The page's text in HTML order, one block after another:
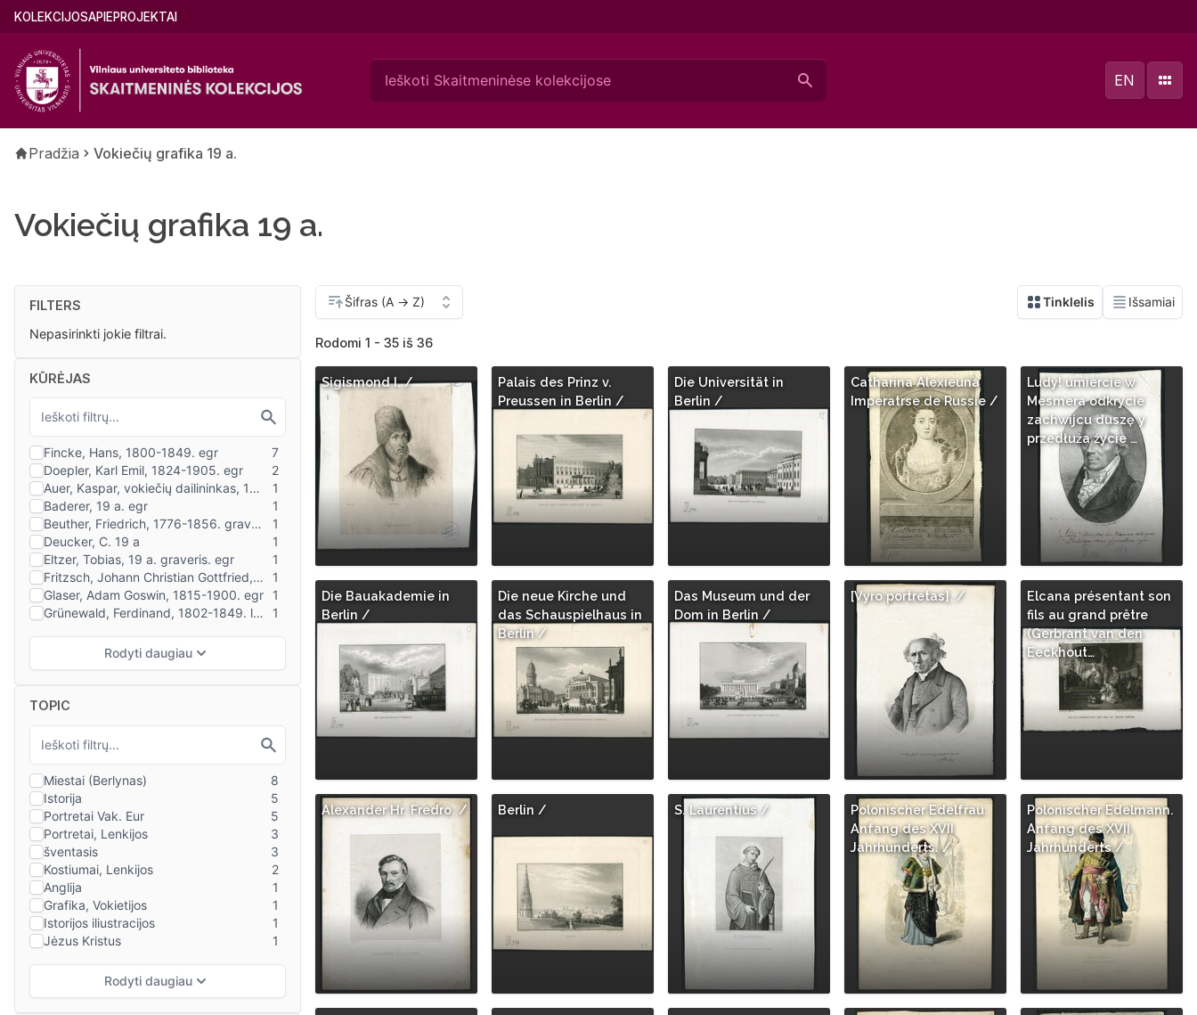
Pereiti
pagrindinį
turinį
Main
(lithuanian)
KOLEKCIJOSAPIEPROJEKTAI
EN
Kelias
Pradžia Vokiečių grafika 19 a.
Vokiečių grafika 19 a.
FILTERS
Nepasirinkti jokie filtrai.
KŪRĖJAS
TOPIC
Rodomi 1 - 35 iš 36
Sigismond I. /
Palais des Prinz v.
Preussen in Berlin /
Die Universität in
Berlin /
Catharina Alexieuna
Imperatrse de Russie /
Ludy! umiercie w
Mesmera odkrycie
zachwijcu duszę y
przedłuża życie …
Die Bauakademie in
Berlin /
Die neue Kirche und
das Schauspielhaus in
Berlin /
Das Museum und der
Dom in Berlin /
[Vyro portretas]. /
Elcana présentant son
fils au grand prêtre
(Gerbrant van den
Eeckhout…
Alexander Hr. Fredro. / Berlin / S. Laurentius /
Polonischer Edelfrau.
Anfang des XVII
Jahrhunderts. /
Polonischer Edelmann.
Anfang des XVII
Jahrhunderts /